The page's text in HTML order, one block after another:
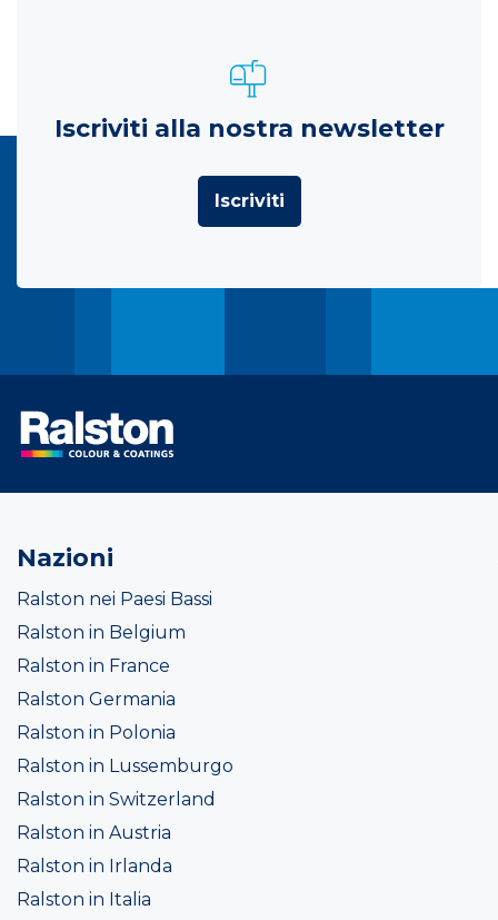
Iscriviti alla nostra newsletter
Iscriviti
Nazioni
Ralston nei Paesi Bassi
Ralston in Belgium
Ralston in France
Ralston Germania
Ralston in Polonia
Ralston in Lussemburgo
Ralston in Switzerland
Ralston in Austria
Ralston in Irlanda
Ralston in Italia